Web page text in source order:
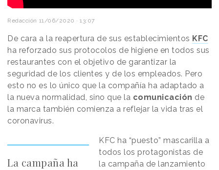
Redacción 11/06/2020 · 13:07
De cara a la reapertura de sus establecimientos KFC
ha reforzado sus protocolos de higiene en todos sus
restaurantes con el objetivo de garantizar la
seguridad de los clientes y de los empleados. Pero
esto no es lo único que la compañía ha adaptado a
la nueva normalidad, sino que la comunicación de
la marca también comienza a reflejar la vida tras el
coronavirus.
La campaña ha
KFC ha “puesto” mascarilla a
todos los protagonistas de
la campaña de lanzamiento